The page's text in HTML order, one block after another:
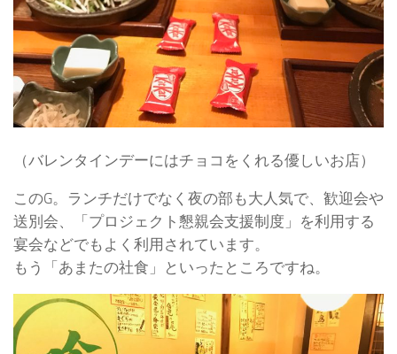
（バレンタインデーにはチョコをくれる優しいお店）
このG。ランチだけでなく夜の部も大人気で、歓迎会や
送別会、「プロジェクト懇親会支援制度」を利用する
宴会などでもよく利用されています。
もう「あまたの社食」といったところですね。